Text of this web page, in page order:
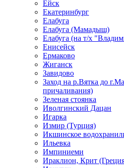
Ейск
Екатеринбург
Елабуга
Елабуга (Мамадыш)
Елабуга (на т/х
Енисейск
Ермаково
Жиганск
Завидово
Заход на р.Вятка до
причаливания)
Зеленая стоянка
Иволгинский Дацан
Игарка
Измир (Турция)
Икшинское
Ильевка
Импиниеми
Ираклион, Крит